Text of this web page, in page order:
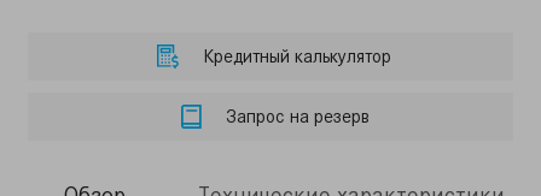
Кредитный калькулятор
Запрос на резерв